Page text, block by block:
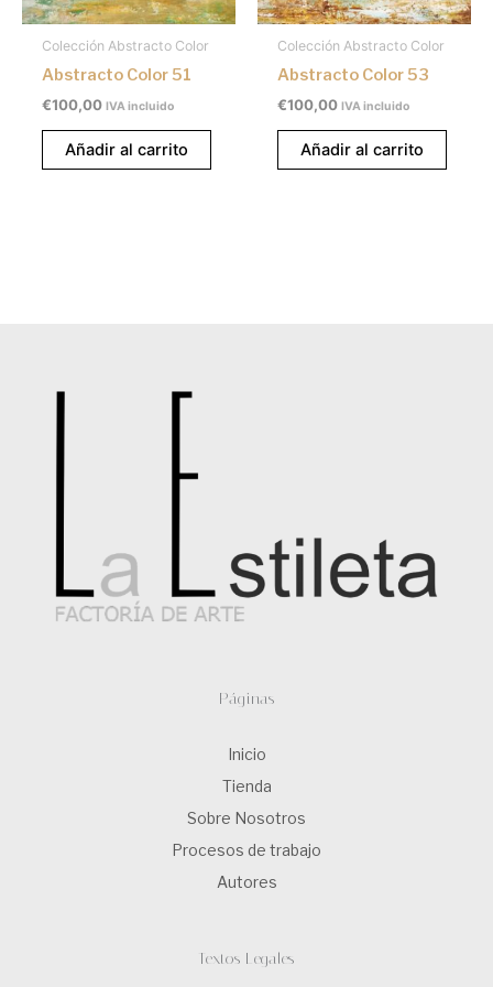
Colección Abstracto Color
Abstracto Color 51
€100,00 IVA incluido
Añadir al carrito
Colección Abstracto Color
Abstracto Color 53
€100,00 IVA incluido
Añadir al carrito
Páginas
Inicio
Tienda
Sobre Nosotros
Procesos de trabajo
Autores
Textos Legales